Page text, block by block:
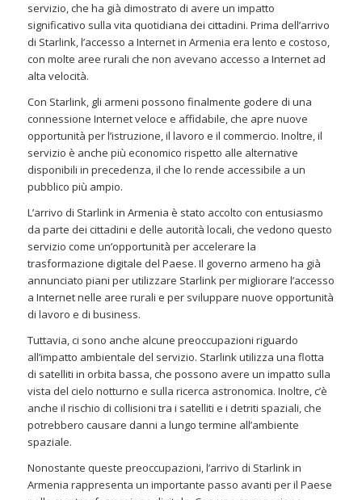
servizio, che ha già dimostrato di avere un impatto
significativo sulla vita quotidiana dei cittadini. Prima dell’arrivo
di Starlink, l’accesso a Internet in Armenia era lento e costoso,
con molte aree rurali che non avevano accesso a Internet ad
alta velocità.
Con Starlink, gli armeni possono finalmente godere di una
connessione Internet veloce e affidabile, che apre nuove
opportunità per l’istruzione, il lavoro e il commercio. Inoltre, il
servizio è anche più economico rispetto alle alternative
disponibili in precedenza, il che lo rende accessibile a un
pubblico più ampio.
L’arrivo di Starlink in Armenia è stato accolto con entusiasmo
da parte dei cittadini e delle autorità locali, che vedono questo
servizio come un’opportunità per accelerare la
trasformazione digitale del Paese. Il governo armeno ha già
annunciato piani per utilizzare Starlink per migliorare l’accesso
a Internet nelle aree rurali e per sviluppare nuove opportunità
di lavoro e di business.
Tuttavia, ci sono anche alcune preoccupazioni riguardo
all’impatto ambientale del servizio. Starlink utilizza una flotta
di satelliti in orbita bassa, che possono avere un impatto sulla
vista del cielo notturno e sulla ricerca astronomica. Inoltre, c’è
anche il rischio di collisioni tra i satelliti e i detriti spaziali, che
potrebbero causare danni a lungo termine all’ambiente
spaziale.
Nonostante queste preoccupazioni, l’arrivo di Starlink in
Armenia rappresenta un importante passo avanti per il Paese